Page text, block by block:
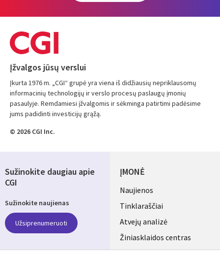
Įžvalgos jūsų verslui
Įkurta 1976 m. „CGI“ grupė yra viena iš didžiausių nepriklausomų
informacinių technologijų ir verslo procesų paslaugų įmonių
pasaulyje. Remdamiesi įžvalgomis ir sėkminga patirtimi padėsime
jums padidinti investicijų grąžą.
© 2026 CGI Inc.
ĮMONĖ
Useful
links
LITHUANIA
Naujienos
Tinklaraščiai
Atvejų analizė
Žiniasklaidos centras
Sužinokite daugiau apie
CGI
Sužinokite naujienas
Užsiprenumeruoti